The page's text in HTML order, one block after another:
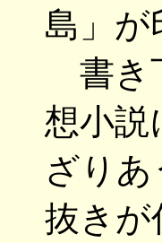
島」が
書き
想小説
ざり
抜きが